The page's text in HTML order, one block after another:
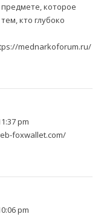
которое
кто глубоко
mednarkoforum.ru/
pm
foxwallet.com/
pm